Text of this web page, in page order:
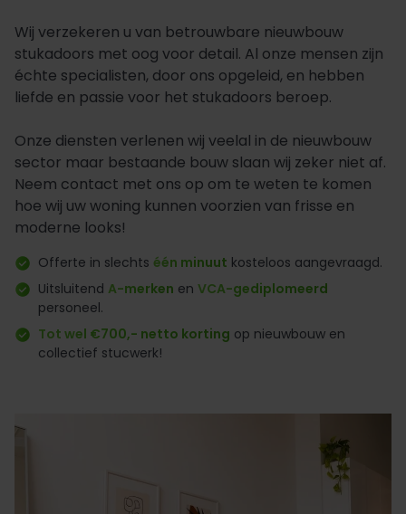
Wij verzekeren u van betrouwbare nieuwbouw
stukadoors met oog voor detail. Al onze mensen zijn
échte specialisten, door ons opgeleid, en hebben
liefde en passie voor het stukadoors beroep.
Onze diensten verlenen wij veelal in de nieuwbouw
sector maar bestaande bouw slaan wij zeker niet af.
Neem contact met ons op om te weten te komen
hoe wij uw woning kunnen voorzien van frisse en
moderne looks!
Offerte in slechts één minuut kosteloos aangevraagd.
Uitsluitend A-merken en VCA-gediplomeerd
personeel.
Tot wel €700,- netto korting op nieuwbouw en
collectief stucwerk!